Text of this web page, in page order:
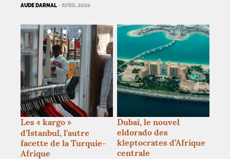
AUDE DARNAL · AVRIL 2024
Les « kargo »
d’Istanbul, l’autre
facette de la Turquie-
Afrique
Dubaï, le nouvel
eldorado des
kleptocrates d’Afrique
centrale